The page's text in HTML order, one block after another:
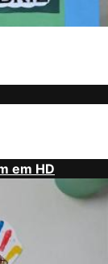
em HD